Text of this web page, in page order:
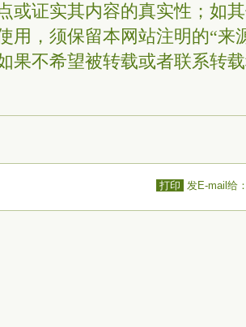
或证实其内容的真实性；如
用，须保留本网站注明的“来
果不希望被转载或者联系转
打印 发E-mail给